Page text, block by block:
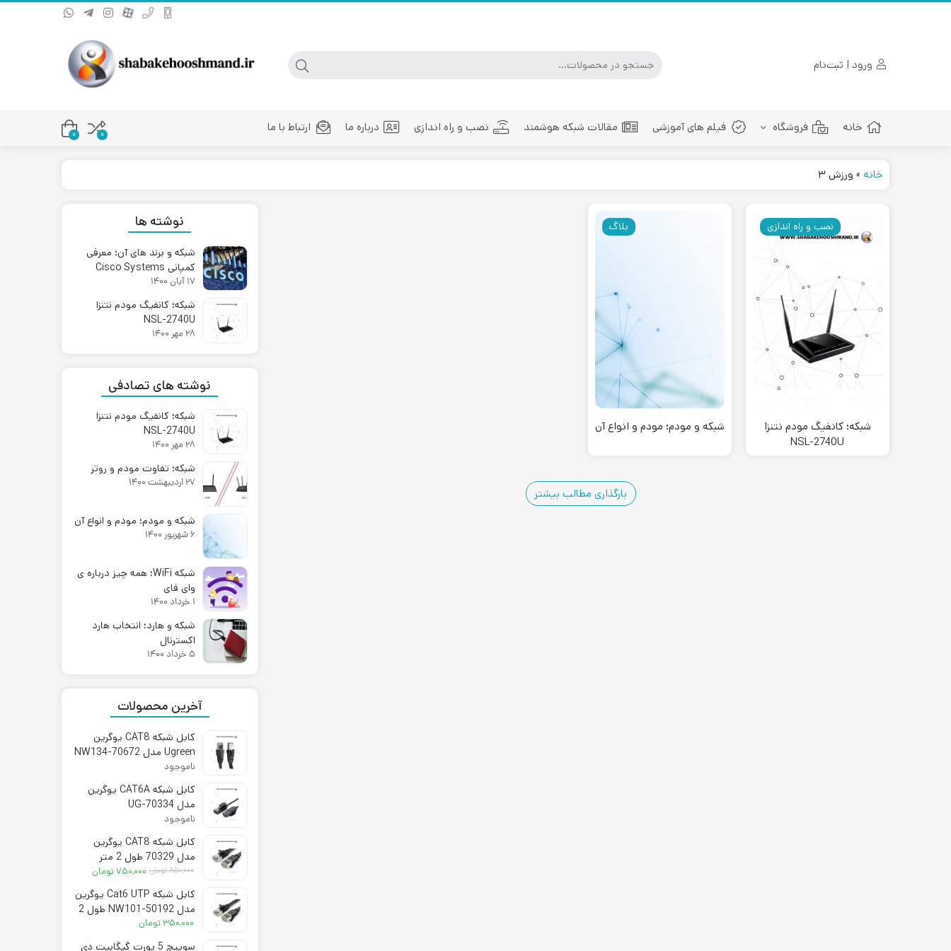
ورود | ثبت‌نام
خانه فروشگاه فیلم های آموزشی مقالات شبکه هوشمند نصب و راه اندازی درباره ما ارتباط با ما
۰ 0
خانه » ورزش ۳
نصب و راه اندازی
شبکه؛ کانفیگ مودم نتنزا
NSL-2740U
بلاگ
شبکه و مودم؛ مودم و انواع آن
۱ ۲
بارگذاری مطالب بیشتر
نوشته ها
شبکه و برند های آن؛ معرفی
کمپانی Cisco Systems
۱۷ آبان ۱۴۰۰
شبکه؛ کانفیگ مودم نتنزا
NSL-2740U
۲۸ مهر ۱۴۰۰
نوشته های تصادفی
شبکه؛ کانفیگ مودم نتنزا
NSL-2740U
۲۸ مهر ۱۴۰۰
شبکه؛ تفاوت مودم و روتر
۲۷ اردیبهشت ۱۴۰۰
شبکه و مودم؛ مودم و انواع آن
۶ شهریور ۱۴۰۰
شبکه WiFi؛ همه چیز درباره ی
وای فای
۱ خرداد ۱۴۰۰
شبکه و هارد؛ انتخاب هارد
اکسترنال
۵ خرداد ۱۴۰۰
آخرین محصولات
کابل شبکه CAT8 یوگرین
Ugreen مدل NW134-70672
ناموجود
کابل شبکه CAT6A یوگرین
مدل UG-70334
ناموجود
کابل شبکه CAT8 یوگرین
مدل 70329 طول 2 متر
۸۵۰,۰۰۰تومان قیمت
اصلی:
۸۵۰,۰۰۰ تومان
بود.
۷۵۰,۰۰۰تومان
قیمت
فعلی:
۷۵۰,۰۰۰ تومان.
کابل شبکه Cat6 UTP یوگرین
مدل NW101-50192 طول 2
متر
۳۵۰,۰۰۰ تومان
سوییچ 5 پورت گیگابیت دی